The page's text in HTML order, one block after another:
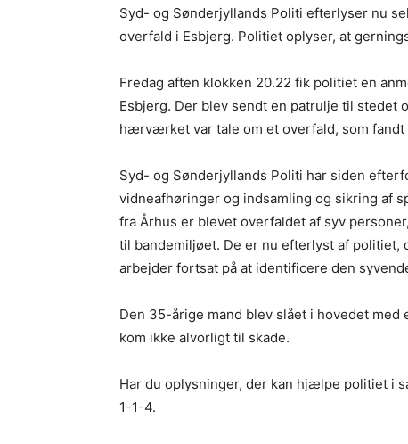
Syd- og Sønderjyllands Politi efterlyser nu
overfald i Esbjerg. Politiet oplyser, at
Fredag aften klokken 20.22 fik politiet en
Esbjerg. Der blev sendt en patrulje til
hærværket var tale om et overfald, som fandt
Syd- og Sønderjyllands Politi har siden
vidneafhøringer og indsamling og sikring af
fra Århus er blevet overfaldet af syv
til bandemiljøet. De er nu efterlyst af
arbejder fortsat på at identificere den
Den 35-årige mand blev slået i hovedet
kom ikke alvorligt til skade.
Har du oplysninger, der kan hjælpe politiet i
1-1-4.